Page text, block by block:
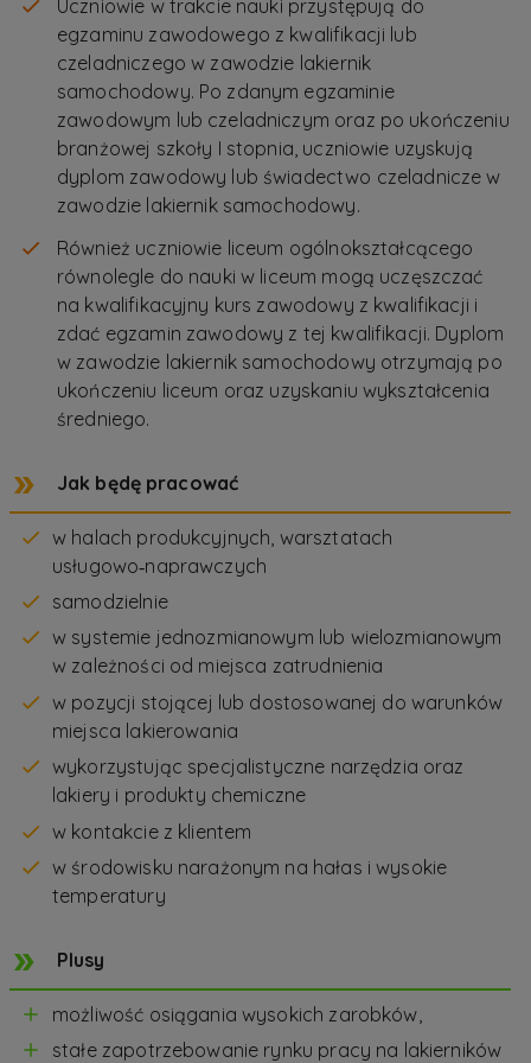
Uczniowie w trakcie nauki przystępują do
egzaminu zawodowego z kwalifikacji lub
czeladniczego w zawodzie lakiernik
samochodowy. Po zdanym egzaminie
zawodowym lub czeladniczym oraz po ukończeniu
branżowej szkoły I stopnia, uczniowie uzyskują
dyplom zawodowy lub świadectwo czeladnicze w
zawodzie lakiernik samochodowy.
Również uczniowie liceum ogólnokształcącego
równolegle do nauki w liceum mogą uczęszczać
na kwalifikacyjny kurs zawodowy z kwalifikacji i
zdać egzamin zawodowy z tej kwalifikacji. Dyplom
w zawodzie lakiernik samochodowy otrzymają po
ukończeniu liceum oraz uzyskaniu wykształcenia
średniego.
Jak będę pracować
w halach produkcyjnych, warsztatach
usługowo‑naprawczych
samodzielnie
w systemie jednozmianowym lub wielozmianowym
w zależności od miejsca zatrudnienia
w pozycji stojącej lub dostosowanej do warunków
miejsca lakierowania
wykorzystując specjalistyczne narzędzia oraz
lakiery i produkty chemiczne
w kontakcie z klientem
w środowisku narażonym na hałas i wysokie
temperatury
Plusy
możliwość osiągania wysokich zarobków,
stałe zapotrzebowanie rynku pracy na lakierników